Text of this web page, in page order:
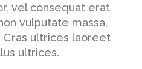
vel consequat erat
vulputate massa,
ultrices laoreet
ultrices.